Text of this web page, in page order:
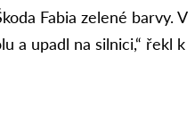
Fabia zelené barvy. V
a upadl na silnici,“ řekl k